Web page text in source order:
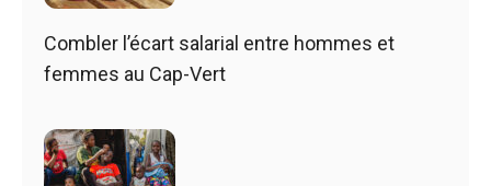
Combler l’écart salarial entre hommes et
femmes au Cap-Vert